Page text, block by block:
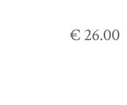
€ 26.00